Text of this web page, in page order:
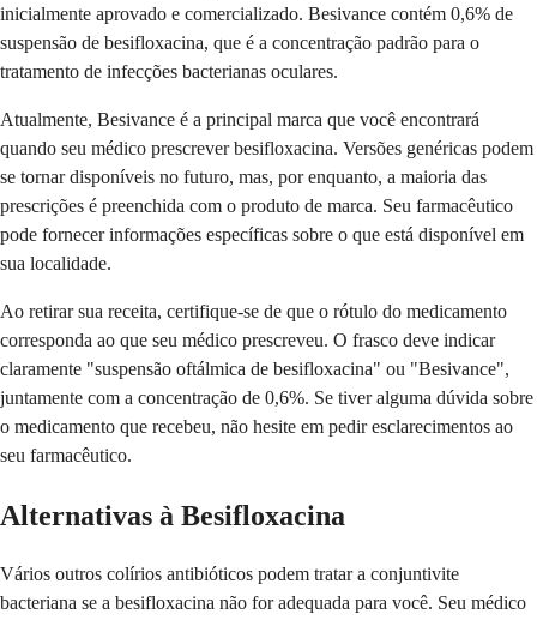
inicialmente aprovado e comercializado. Besivance contém 0,6% de
suspensão de besifloxacina, que é a concentração padrão para o
tratamento de infecções bacterianas oculares.
Atualmente, Besivance é a principal marca que você encontrará
quando seu médico prescrever besifloxacina. Versões genéricas podem
se tornar disponíveis no futuro, mas, por enquanto, a maioria das
prescrições é preenchida com o produto de marca. Seu farmacêutico
pode fornecer informações específicas sobre o que está disponível em
sua localidade.
Ao retirar sua receita, certifique-se de que o rótulo do medicamento
corresponda ao que seu médico prescreveu. O frasco deve indicar
claramente "suspensão oftálmica de besifloxacina" ou "Besivance",
juntamente com a concentração de 0,6%. Se tiver alguma dúvida sobre
o medicamento que recebeu, não hesite em pedir esclarecimentos ao
seu farmacêutico.
Alternativas à Besifloxacina
Vários outros colírios antibióticos podem tratar a conjuntivite
bacteriana se a besifloxacina não for adequada para você. Seu médico